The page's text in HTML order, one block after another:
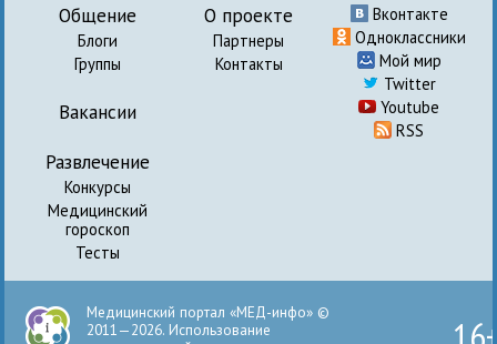
Общение
Блоги
Группы
Вакансии
Развлечение
Конкурсы
Медицинский
гороскоп
Тесты
О проекте
Партнеры
Контакты
Вконтакте
Одноклассники
Мой мир
Twitter
Youtube
RSS
Медицинский портал «МЕД-инфо» ©
2011—2026. Использование